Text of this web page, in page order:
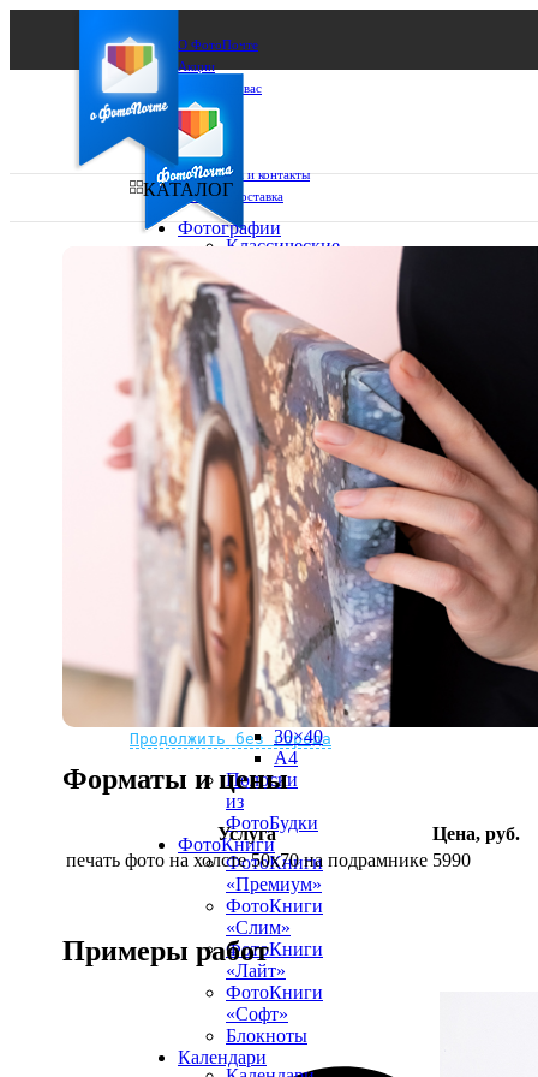
О ФотоПочте
Акции
Сделаем за вас
Бизнесу
FAQ
Франшиза
Поддержка и контакты
Оплата и доставка
Ваш город:
Ваш регион доставки
Выберите из списка:
Не нашли Ваш город?
Мы доставляем по всему миру
Продолжить без города
КАТАЛОГ
Фотографии
Классические
10х15
13х18
15х15
15х20
20х20
20х30
30х30
30х40
А4
Фото
рамке
10х10
10×15
13×18
15×15
15×20
20×20
20×30
30×30
30×40
A4
Полоски
из
ФотоБудки
ФотоКниги
ФотоКниги
«Премиум»
ФотоКниги
«Слим»
ФотоКниги
«Лайт»
ФотоКниги
«Софт»
Блокноты
Календари
Форматы и цены
Услуга
Цена, руб.
печать фото на холсте 50х70 на подрамнике 5990
Примеры работ